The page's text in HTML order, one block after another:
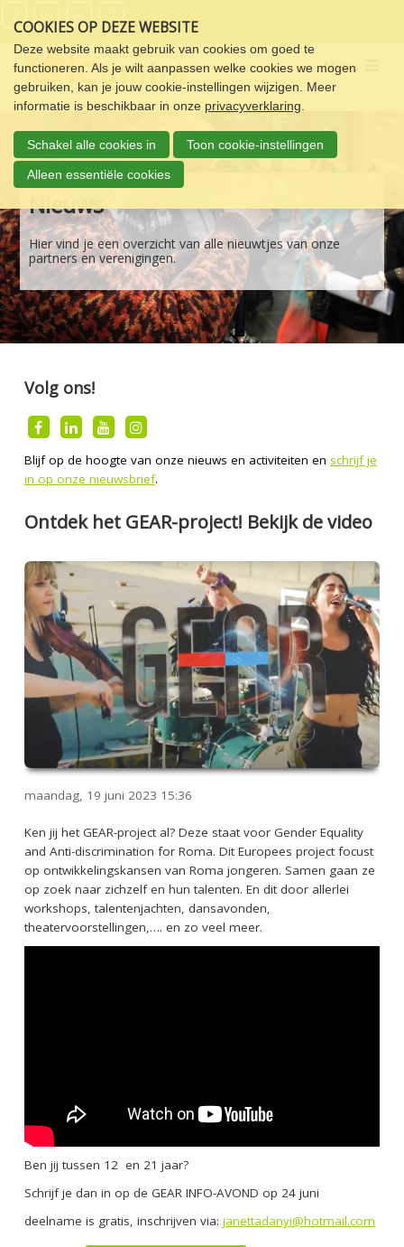
links
over
Spring
naar
de
navigatie
Spring
naar
de
inhoud
COOKIES OP DEZE WEBSITE
Deze website maakt gebruik van cookies om goed te
functioneren. Als je wilt aanpassen welke cookies we mogen
gebruiken, kan je jouw cookie-instellingen wijzigen. Meer
informatie is beschikbaar in onze privacyverklaring
Schakel alle cookies in Toon cookie-instellingen
Alleen essentiële cookies
Menu
Nieuws
Hier vind je een overzicht van alle nieuwtjes van onze
partners en verenigingen.
Volg ons!
Blijf op de hoogte van onze nieuws en activiteiten en schrijf je
in op onze nieuwsbrief.
Ontdek het GEAR-project! Bekijk de video
maandag, 19 juni 2023 15:36
Ken jij het GEAR-project al? Deze staat voor Gender Equality
and Anti-discrimination for Roma. Dit Europees project focust
op ontwikkelingskansen van Roma jongeren. Samen gaan ze
op zoek naar zichzelf en hun talenten. En dit door allerlei
workshops, talentenjachten, dansavonden,
theatervoorstellingen,…. en zo veel meer.
Ben jij tussen 12 en 21 jaar?
Schrijf je dan in op de GEAR INFO-AVOND op 24 juni
deelname is gratis, inschrijven via: janettadanyi@hotmail.com